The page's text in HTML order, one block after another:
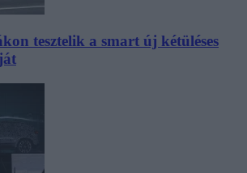
tesztelik a smart új kétüléses